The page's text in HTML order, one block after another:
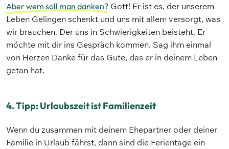
Aber wem soll man danken? Gott! Er ist es, der unserem
Leben Gelingen schenkt und uns mit allem versorgt, was
wir brauchen. Der uns in Schwierigkeiten beisteht. Er
möchte mit dir ins Gespräch kommen. Sag ihm einmal
von Herzen Danke für das Gute, das er in deinem Leben
getan hat.
4. Tipp: Urlaubszeit ist Familienzeit
Wenn du zusammen mit deinem Ehepartner oder deiner
Familie in Urlaub fährst, dann sind die Ferientage ein